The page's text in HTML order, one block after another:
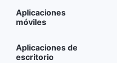
Aplicaciones
móviles
Aplicaciones de
escritorio